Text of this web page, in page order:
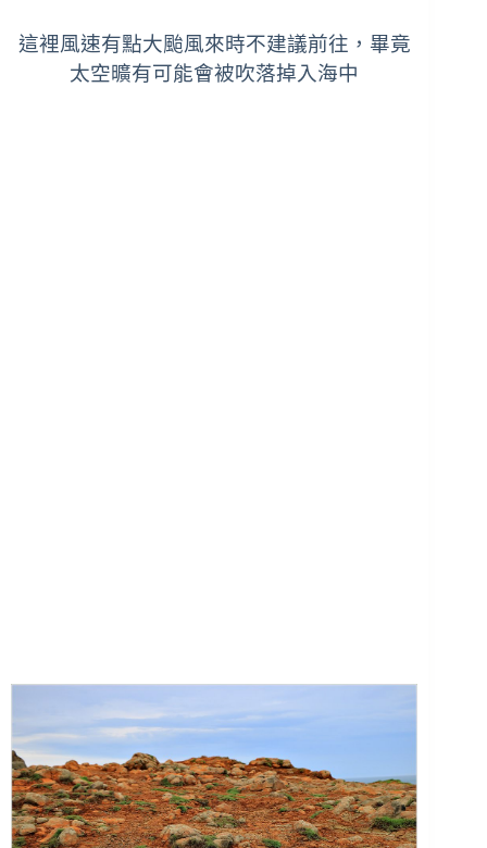
這裡風速有點大颱風來時不建議前往，畢竟
太空曠有可能會被吹落掉入海中